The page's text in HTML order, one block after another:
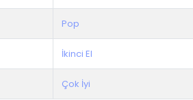
Pop
İkinci El
Çok İyi